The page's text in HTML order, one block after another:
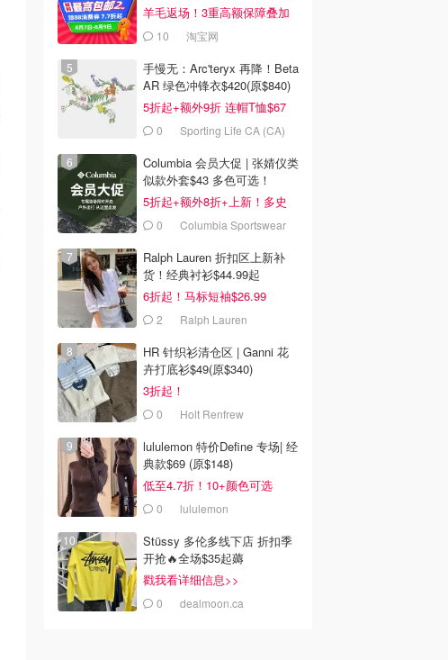
羊毛返场！3重高额保障叠加
10 淘宝网
手慢无：Arc'teryx 再降！Beta
AR 绿色冲锋衣$420(原$840)
5折起+额外9折 连帽T恤$67
0 Sporting Life CA (CA)
Columbia 会员大促 | 张婧仪类
似款外套$43 多色可选！
5折起+额外8折+上新！多史
低！0
Columbia Sportswear
Ralph Lauren 折扣区上新补
货！经典衬衫$44.99起
6折起！马标短袖$26.99
2 Ralph Lauren
HR 针织衫清仓区 | Ganni 花
卉打底衫$49(原$340)
3折起！
0 Holt Renfrew
lululemon 特价Define 专场| 经
典款$69 (原$148)
低至4.7折！10+颜色可选
0 lululemon
Stüssy 多伦多线下店 折扣季
开抢🔥全场$35起薅
戳我看详细信息>>
0 dealmoon.ca